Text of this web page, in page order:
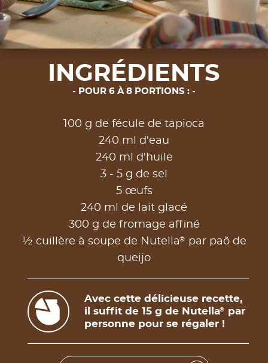
INGRÉDIENTS
POUR 6 À 8 PORTIONS :
100 g de fécule de tapioca
240 ml d'eau
240 ml d'huile
3 - 5 g de sel
5 œufs
240 ml de lait glacé
300 g de fromage affiné
½ cuillère à soupe de Nutella®
par paõ de
queijo
Avec cette délicieuse recette,
il suffit de 15 g de Nutella®
par
personne pour se régaler !